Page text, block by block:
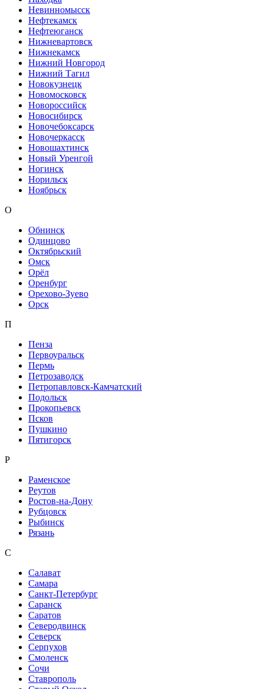
Невинномысск
Нефтекамск
Нефтеюганск
Нижневартовск
Нижнекамск
Нижний Новгород
Нижний Тагил
Новокузнецк
Новомосковск
Новороссийск
Новосибирск
Новочебоксарск
Новочеркасск
Новошахтинск
Новый Уренгой
Ногинск
Норильск
Ноябрьск
О
Обнинск
Одинцово
Октябрьский
Омск
Орёл
Оренбург
Орехово-Зуево
Орск
П
Пенза
Первоуральск
Пермь
Петрозаводск
Петропавловск-Камчатский
Подольск
Прокопьевск
Псков
Пушкино
Пятигорск
Р
Раменское
Реутов
Ростов-на-Дону
Рубцовск
Рыбинск
Рязань
С
Салават
Самара
Санкт-Петербург
Саранск
Саратов
Северодвинск
Северск
Серпухов
Смоленск
Сочи
Ставрополь